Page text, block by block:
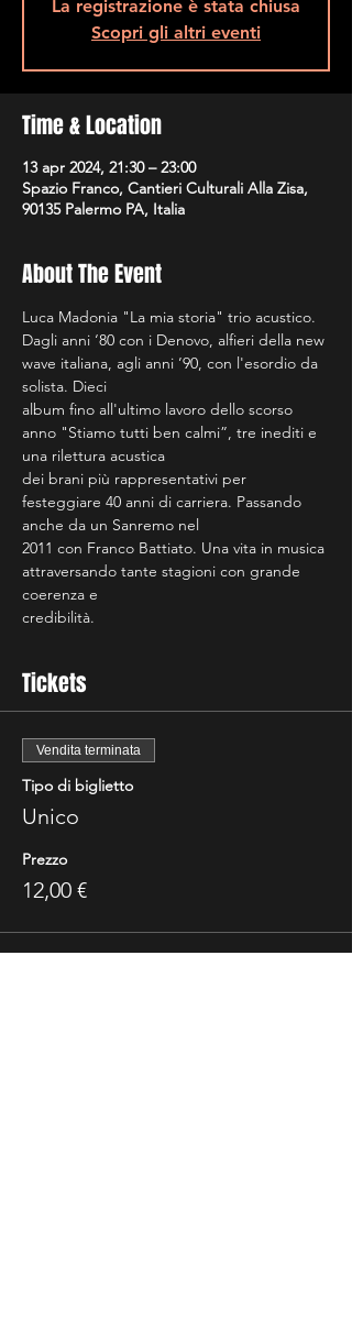
La registrazione è stata chiusa
Scopri gli altri eventi
Time & Location
13 apr 2024, 21:30 – 23:00
Spazio Franco, Cantieri Culturali Alla Zisa,
90135 Palermo PA, Italia
About The Event
Luca Madonia "La mia storia" trio acustico.
Dagli anni ‘80 con i Denovo, alfieri della new
wave italiana, agli anni ’90, con l'esordio da
solista. Dieci
album fino all'ultimo lavoro dello scorso
anno "Stiamo tutti ben calmi”, tre inediti e
una rilettura acustica
dei brani più rappresentativi per
festeggiare 40 anni di carriera. Passando
anche da un Sanremo nel
2011 con Franco Battiato. Una vita in musica
attraversando tante stagioni con grande
coerenza e
credibilità.
Tickets
Vendita terminata
Tipo di biglietto
Unico
Prezzo
12,00 €